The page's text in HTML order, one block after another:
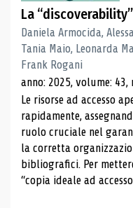
La
Daniela Armocida,
Tania Maio, Leonarda
Frank Rogani
anno: 2025, volume: 43,
Le risorse ad accesso
rapidamente,
ruolo cruciale nel
la corretta
bibliografici. Per
“copia ideale ad